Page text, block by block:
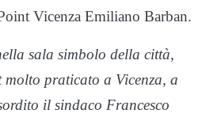
Vicenza Emiliano Barban.
sala simbolo della città,
praticato a Vicenza, a
il sindaco Francesco